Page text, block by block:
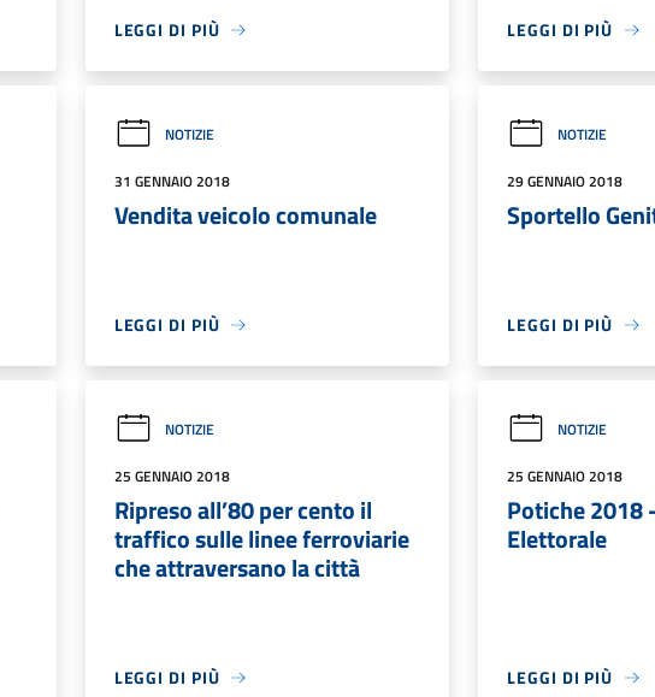
LEGGI DI PIÙ LEGGI DI PIÙ
NOTIZIE
31 GENNAIO 2018
Vendita veicolo comunale
LEGGI DI PIÙ
NOTIZIE
29 GENNAIO 2018
Sportello
LEGGI DI PIÙ
NOTIZIE
25 GENNAIO 2018
Ripreso all’80 per cento il
traffico sulle linee ferroviarie
che attraversano la città
LEGGI DI PIÙ
NOTIZIE
25 GENNAIO 2018
Potiche 2018
Elettorale
LEGGI DI PIÙ